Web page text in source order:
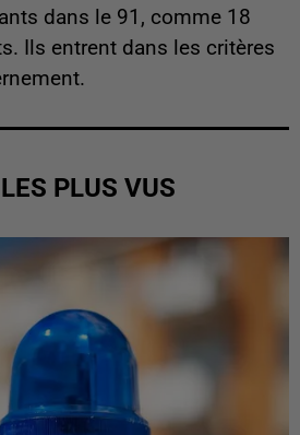
dans le 91, comme 18
Ils entrent dans les critères
PLUS VUS